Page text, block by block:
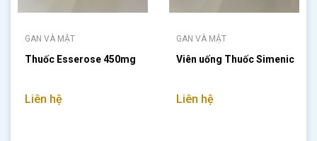
GAN VÀ MẬT
Thuốc Esserose 450mg
Liên hệ
GAN VÀ MẬT
Viên uống Thuốc Simenic
Liên hệ